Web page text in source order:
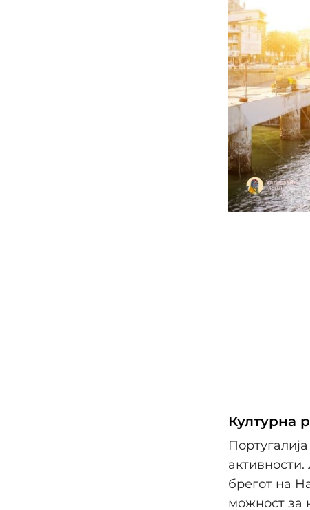
Културна
брегот на
можност за